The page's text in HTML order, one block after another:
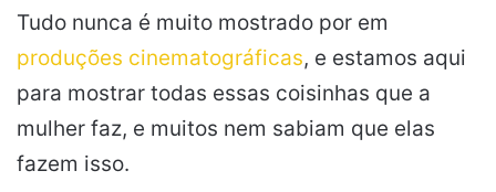
Tudo nunca é muito mostrado por em
produções cinematográficas, e estamos aqui
para mostrar todas essas coisinhas que a
mulher faz, e muitos nem sabiam que elas
fazem isso.